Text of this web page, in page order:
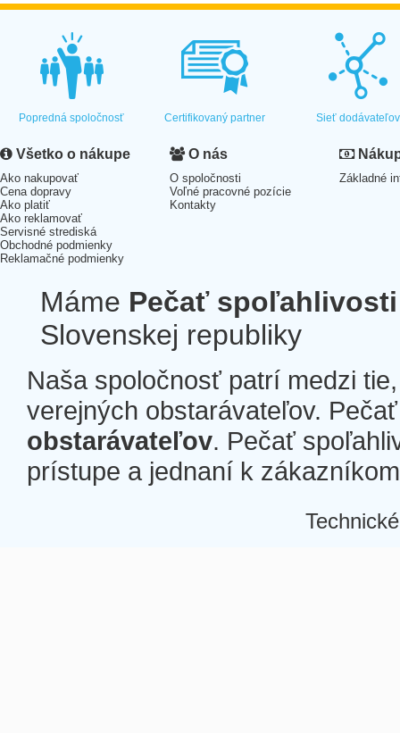
Popredná spoločnosť Certifikovaný partner Sieť dodávateľov
Všetko o nákupe
Ako nakupovať
Cena dopravy
Ako platiť
Ako reklamovať
Servisné strediská
Obchodné podmienky
Reklamačné podmienky
O nás
O spoločnosti
Voľné pracovné pozície
Kontakty
Základné
Máme Pečať spoľahlivosti
Slovenskej republiky
Naša spoločnosť patrí medzi
verejných obstarávateľov.
obstarávateľov. Pečať
prístupe a jednaní k